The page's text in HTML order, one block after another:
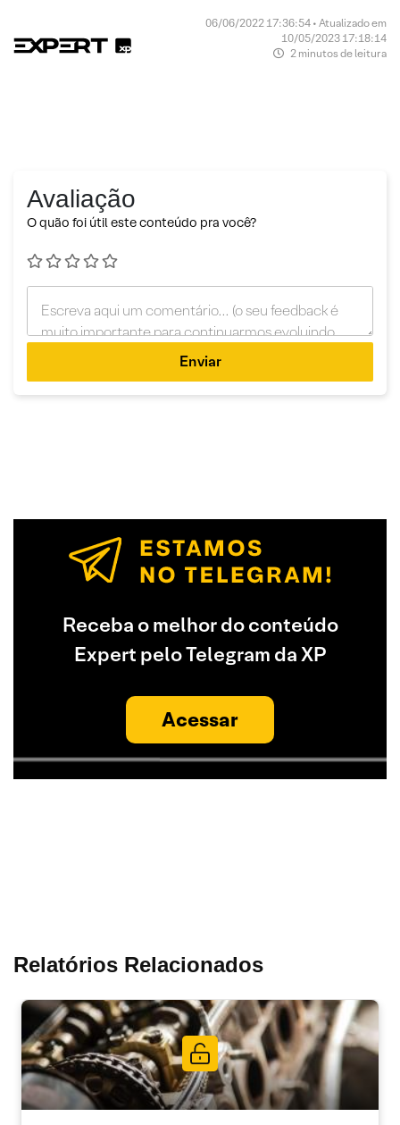
06/06/2022 17:36:54 • Atualizado em
10/05/2023 17:18:14
2 minutos de leitura
Avaliação
O quão foi útil este conteúdo pra você?
Enviar
Receba o melhor do conteúdo
Expert pelo Telegram da XP
Acessar
Relatórios Relacionados